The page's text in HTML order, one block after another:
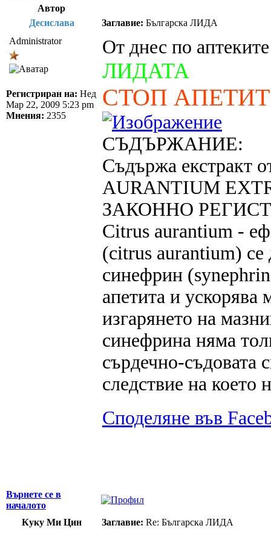
Автор
Десислава
Заглавие: Българска ЛИДА
Administrator
Регистриран на: Нед
Мар 22, 2009 5:23 pm
Мнения: 2355
От днес по
ЛИДАТА
СТОП
СЪДЪРЖАНИЕ:
Съдържа екстракт
AURANTIUM
ЗАКОННО
Citrus aurantium -
(citrus aurantium) се
синефрин
апетита и ускорява
изгарянето на
синефрина няма
сърдечно-съдовата
следствие на което
Споделяне във
Върнете се в
началото
Куку Ми Цин
Заглавие: Re: Българска ЛИДА